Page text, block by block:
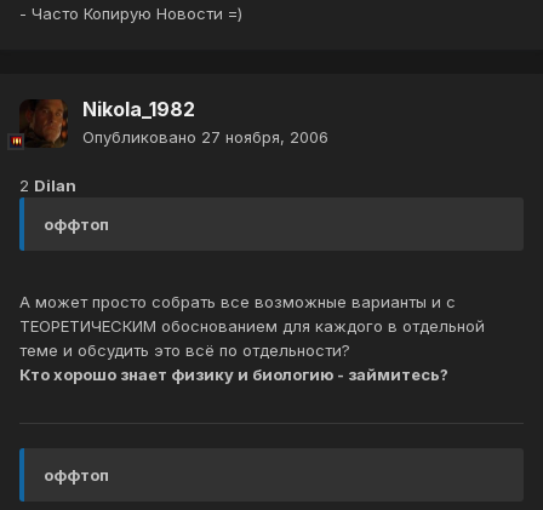
- Часто Копирую Новости =)
Nikola_1982
Опубликовано 27 ноября, 2006
2 Dilan
оффтоп
А может просто собрать все возможные варианты и с
ТЕОРЕТИЧЕСКИМ обоснованием для каждого в отдельной
теме и обсудить это всё по отдельности?
Кто хорошо знает физику и биологию - займитесь?
оффтоп